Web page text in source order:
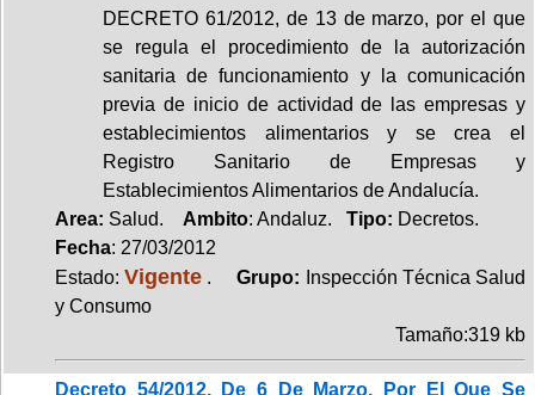
DECRETO 61/2012, de 13 de marzo, por el que
se regula el procedimiento de la autorización
sanitaria de funcionamiento y la comunicación
previa de inicio de actividad de las empresas y
establecimientos alimentarios y se crea el
Registro Sanitario de Empresas y
Establecimientos Alimentarios de Andalucía.
Area: Salud. Ambito: Andaluz. Tipo: Decretos.
Fecha: 27/03/2012
Estado:Vigente . Grupo:
Inspección Técnica Salud
y Consumo
Tamaño:319 kb
Decreto 54/2012, De 6 De Marzo, Por El Que Se